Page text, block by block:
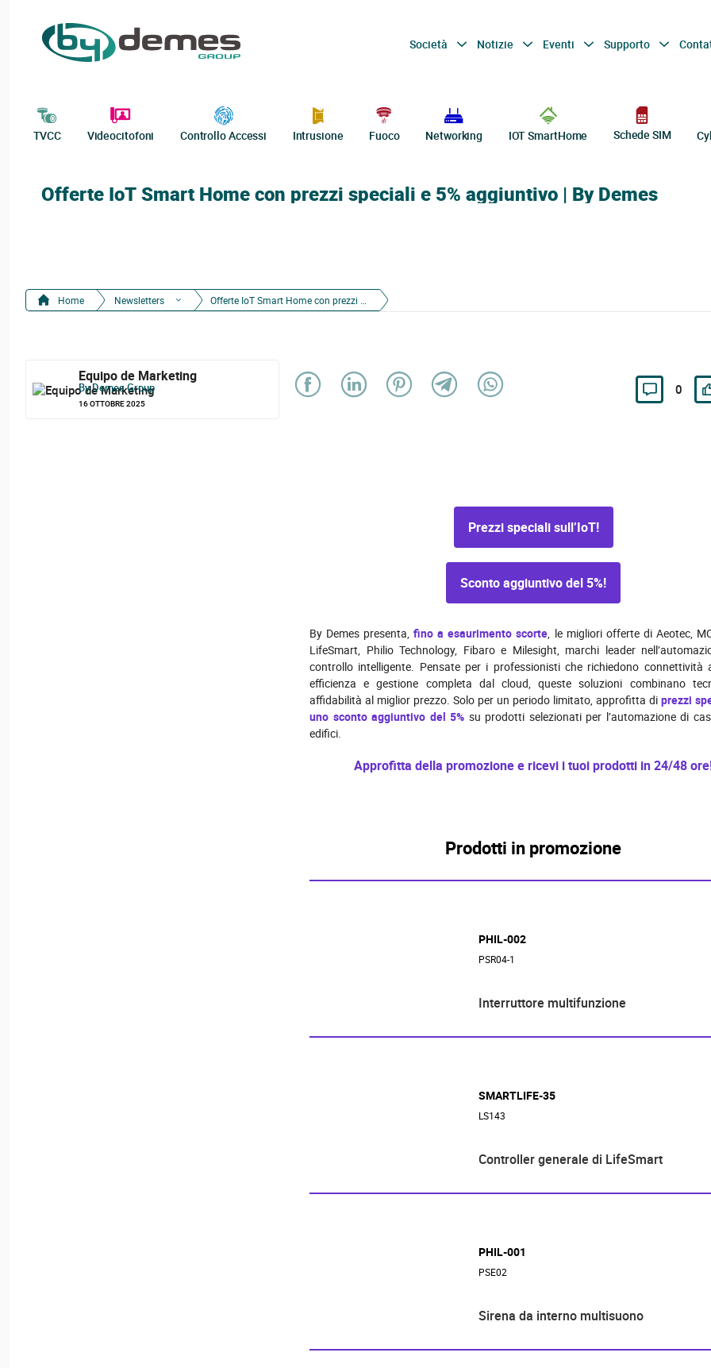
Società Notizie Eventi Supporto
TVCC Videocitofoni Controllo Accessi Intrusione Fuoco Networking IOT SmartHome Schede SIM
Offerte IoT Smart Home con prezzi speciali e 5% aggiuntivo | By Demes
Home Newsletters
Equipo de Marketing
By Demes Group
16 OTTOBRE 2025
0
Prezzi speciali sull’IoT!
Sconto aggiuntivo del 5%!
By Demes presenta,fino a esaurimento scorte, le migliori offerte di Aeotec,
LifeSmart, Philio Technology, Fibaro e Milesight, marchi leader
controllo intelligente. Pensate per i professionisti che richiedono connettività
efficienza e gestione completa dal cloud, queste soluzioni combinano
affidabilità al miglior prezzo. Solo per un periodo limitato, approfitta di prezzi
uno sconto aggiuntivo del 5% su prodotti selezionati per l’automazione di
edifici.
Approfitta della promozione e ricevi i tuoi prodotti in 24/48
Prodotti in promozione
PHIL-002
PSR04-1
Interruttore multifunzione
SMARTLIFE-35
LS143
Controller generale di LifeSmart
PHIL-001
PSE02
Sirena da interno multisuono